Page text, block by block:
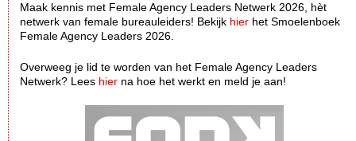
Maak kennis met Female Agency Leaders Netwerk 2026, hèt
netwerk van female bureauleiders! Bekijk hier het Smoelenboek
Female Agency Leaders 2026.
Overweeg je lid te worden van het Female Agency Leaders
Netwerk? Lees hier na hoe het werkt en meld je aan!